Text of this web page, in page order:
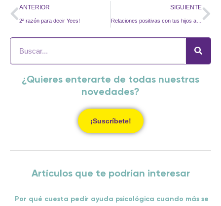
ANTERIOR
2ª razón para decir Yees!
SIGUIENTE
Relaciones positivas con tus hijos adolescentes ¡Es posible!
¿Quieres enterarte de todas nuestras
novedades?
¡Suscríbete!
Artículos que te podrían interesar
Por qué cuesta pedir ayuda psicológica cuando más se